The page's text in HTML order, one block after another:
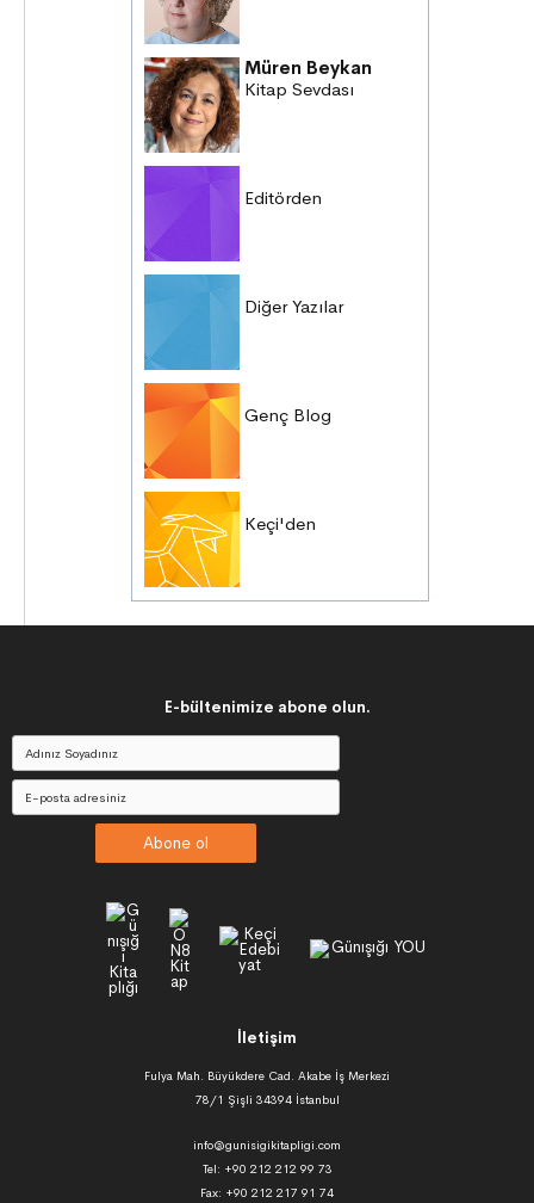
Müren Beykan
Kitap Sevdası
Editörden
Diğer Yazılar
Genç Blog
Keçi'den
E-bültenimize abone olun.
Abone ol
İletişim
Fulya Mah. Büyükdere Cad. Akabe İş Merkezi
78/1 Şişli 34394 İstanbul
info@gunisigikitapligi.com
Tel: +90 212 212 99 73
Fax: +90 212 217 91 74